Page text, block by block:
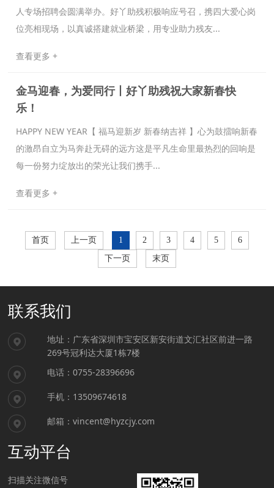
人专场招聘会圆满举办。好丫助残积极响应号召，携四大爱心岗
位亮相现场，以真诚搭建就业桥梁，用专业助力残友...
查看更多 +
金马迎春，为爱同行丨好丫助残祝大家新春快
乐！
HAPPY NEW YEAR【 福马迎新岁 新春纳吉祥 】心为鼓擂响新春
的激昂自立为马奔赴无碍的远方这是平凡生命里最热烈的回响是
每一份努力绽放出的荣光让我们携手...
查看更多 +
首页 上一页 1 2 3 4 5
6
下一页
末页
联系我们
地址：广东省深圳市宝安区新安街道文汇社区前进一路
269号冠利达大厦1栋7楼
电话：0755-28396696
手机：13509674618
邮箱：vincent@hyzcjy.com
互动平台
扫描关注微信号